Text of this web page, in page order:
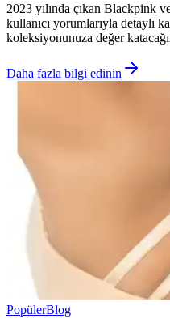
2023 yılında çıkan Blackpink
kullanıcı yorumlarıyla detaylı
koleksiyonunuza değer
Daha fazla bilgi edinin
PopülerBlog